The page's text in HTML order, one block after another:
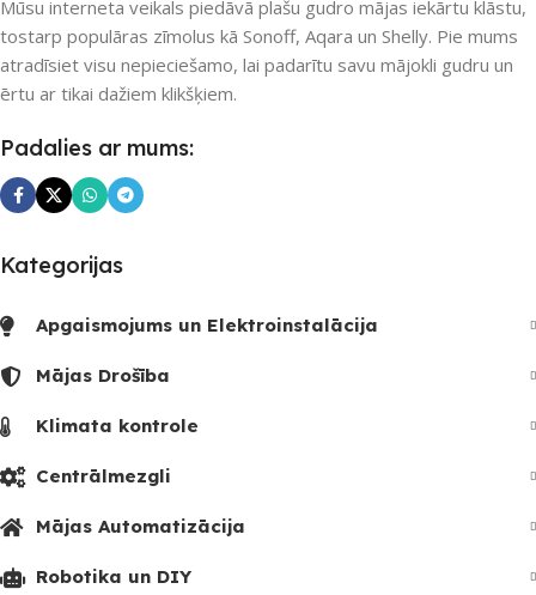
1
Mūsu interneta veikals piedāvā plašu gudro mājas iekārtu klāstu,
tostarp populāras zīmolus kā Sonoff, Aqara un Shelly. Pie mums
atradīsiet visu nepieciešamo, lai padarītu savu mājokli gudru un
ērtu ar tikai dažiem klikšķiem.
Padalies ar mums:
Kategorijas
Apgaismojums un Elektroinstalācija
Mājas Drošība
Klimata kontrole
Centrālmezgli
Mājas Automatizācija
Robotika un DIY